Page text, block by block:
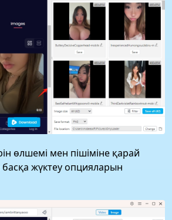
өлшемі мен пішіміне қарай
басқа жүктеу опцияларын